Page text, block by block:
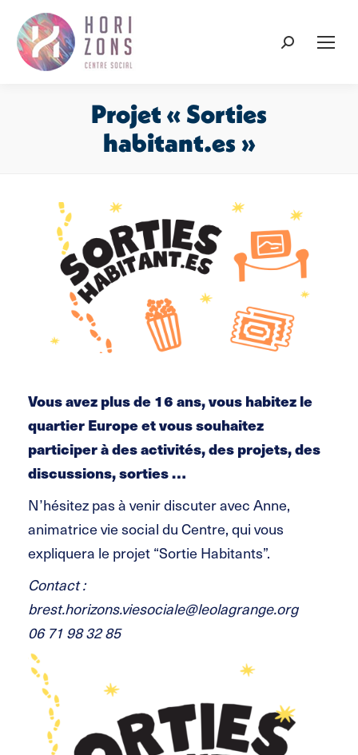
Recherche
Projet « Sorties
habitant.es »
Vous avez plus de 16 ans, vous habitez le
quartier Europe et vous souhaitez
participer à des activités, des projets, des
discussions, sorties …
N’hésitez pas à venir discuter avec Anne,
animatrice vie social du Centre, qui vous
expliquera le projet “Sortie Habitants”.
Contact :
brest.horizons.viesociale@leolagrange.org
06 71 98 32 85